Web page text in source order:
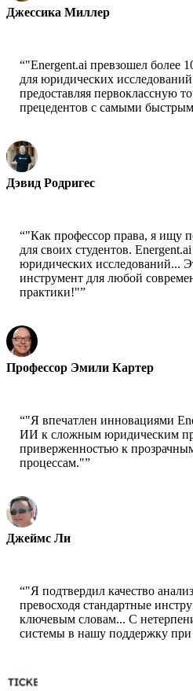
Джессика Миллер
“"Energent.ai превзошел более
для юридических
предоставляя первоклассную
прецедентов с самыми
Дэвид Родригес
“"Как профессор права, я ищу
для своих студентов.
юридических исследований...
инструмент для любой
практики!"”
Профессор Эмили Картер
“"Я впечатлен инновациями
ИИ к сложным юридическим
приверженностью к
процессам."”
Джеймс Ли
“"Я подтвердил качество
превосходя стандартные
ключевым словам... С
системы в нашу поддержку при